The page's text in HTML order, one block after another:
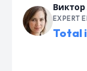
EXPERT
Total